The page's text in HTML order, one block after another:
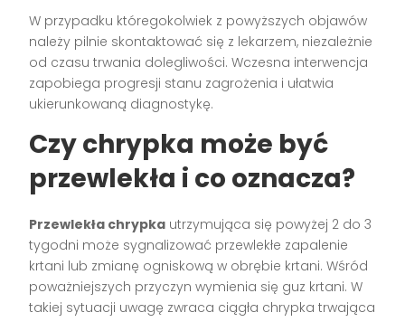
W przypadku któregokolwiek z powyższych objawów
należy pilnie skontaktować się z lekarzem, niezależnie
od czasu trwania dolegliwości. Wczesna interwencja
zapobiega progresji stanu zagrożenia i ułatwia
ukierunkowaną diagnostykę.
Czy chrypka może być
przewlekła i co oznacza?
Przewlekła chrypka utrzymująca się powyżej 2 do 3
tygodni może sygnalizować przewlekłe zapalenie
krtani lub zmianę ogniskową w obrębie krtani. Wśród
poważniejszych przyczyn wymienia się guz krtani. W
takiej sytuacji uwagę zwraca ciągła chrypka trwająca